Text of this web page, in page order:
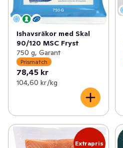
Ishavsräkor med Skal
90/120 MSC Fryst
750 g, Garant
Prismatch
78,45 kr
104,60 kr /kg
Extrapris